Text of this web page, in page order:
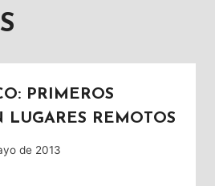
PRIMEROS
REMOTOS
de 2013